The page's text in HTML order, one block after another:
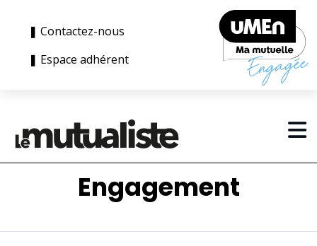
❚ Contactez-nous
❚ Espace adhérent
Engagement